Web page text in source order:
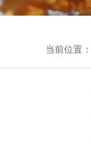
当前位置：